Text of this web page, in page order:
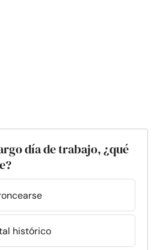
día de trabajo, ¿qué
histórico